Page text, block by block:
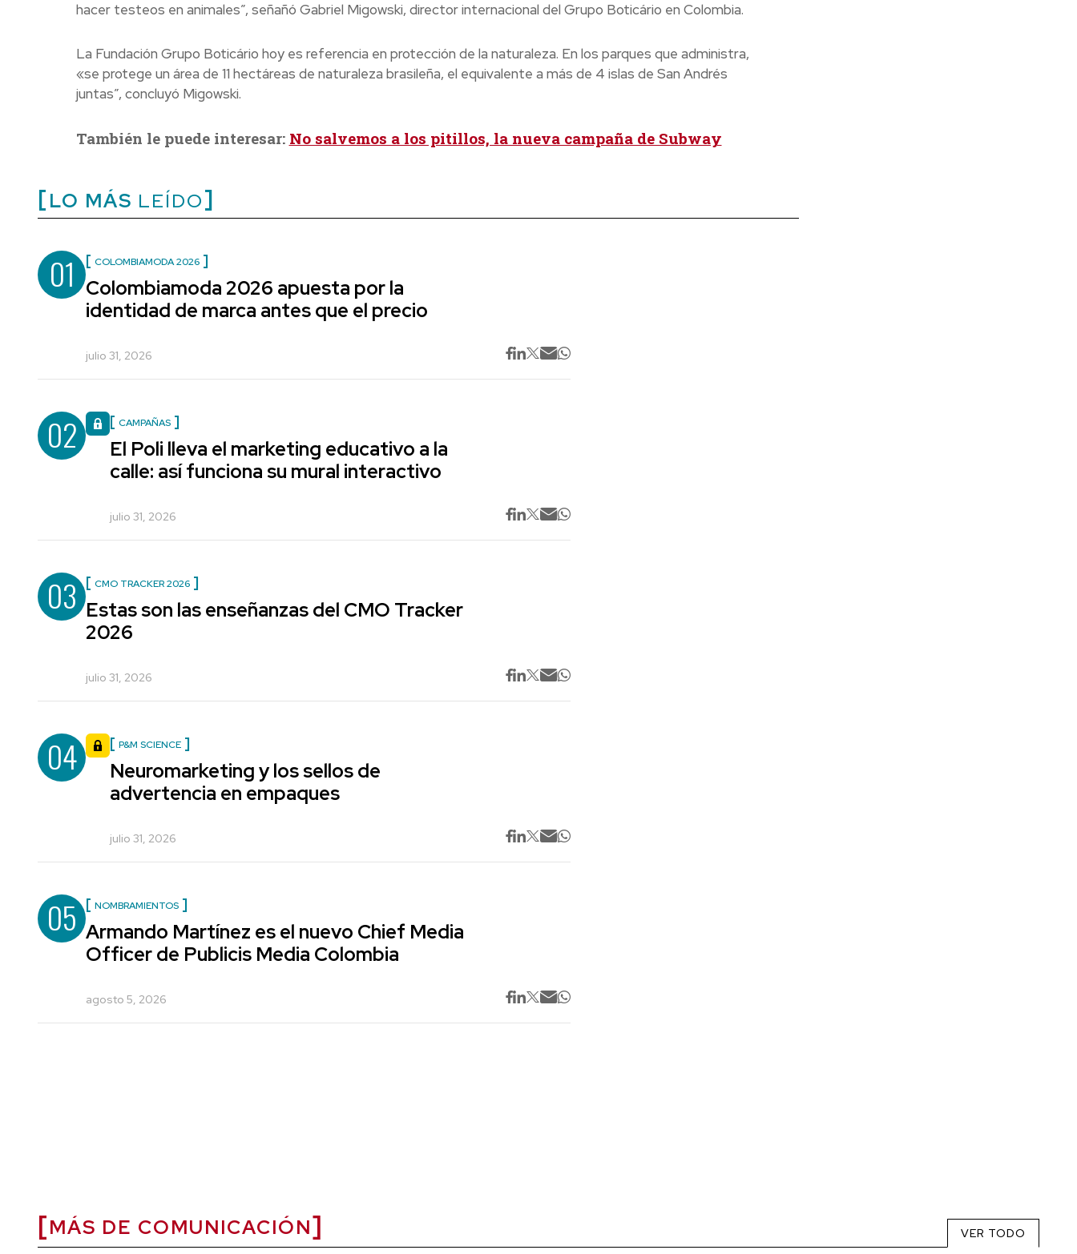
hacer testeos en animales”, señañó Gabriel Migowski, director internacional del Grupo Boticário en Colombia.
La Fundación Grupo Boticário hoy es referencia en protección de la naturaleza. En los parques que administra,
«se protege un área de 11 hectáreas de naturaleza brasileña, el equivalente a más de 4 islas de San Andrés
juntas”, concluyó Migowski.
También le puede interesar: No salvemos a los pitillos, la nueva campaña de Subway
LO MÁS LEÍDO
01 COLOMBIAMODA 2026
Colombiamoda 2026 apuesta por la
identidad de marca antes que el precio
julio 31, 2026
02 CAMPAÑAS
El Poli lleva el marketing educativo a la
calle: así funciona su mural interactivo
julio 31, 2026
03 CMO TRACKER 2026
Estas son las enseñanzas del CMO Tracker
2026
julio 31, 2026
04 P&M SCIENCE
Neuromarketing y los sellos de
advertencia en empaques
julio 31, 2026
05 NOMBRAMIENTOS
Armando Martínez es el nuevo Chief Media
Officer de Publicis Media Colombia
agosto 5, 2026
MÁS DE COMUNICACIÓN VER TODO